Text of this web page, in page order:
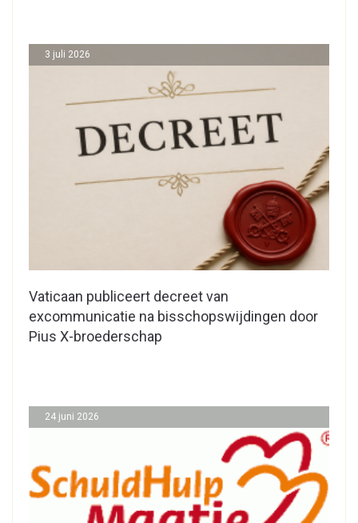
Vaticaan publiceert decreet van
excommunicatie na bisschopswijdingen door
Pius X-broederschap
3 juli 2026
24 juni 2026